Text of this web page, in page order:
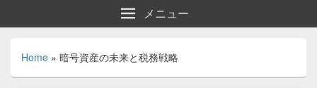
メニュー
Home » 暗号資産の未来と税務戦略